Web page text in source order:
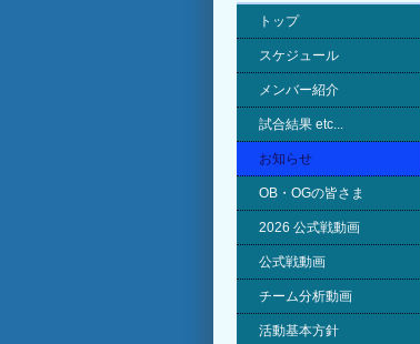
トップ
スケジュール
メンバー紹介
試合結果 etc...
お知らせ
OB・OGの皆さま
2026 公式戦動画
公式戦動画
チーム分析動画
活動基本方針